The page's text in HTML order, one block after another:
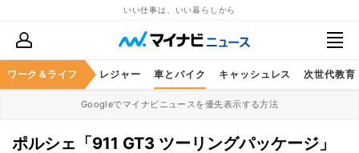
いい仕事は、いい暮らしから
ワーク＆ライフ
スケア グルメ レジャー 車とバイク キャッシュレス 次世代教育
Googleでマイナビニュースを優先表示する方法
ポルシェ「911 GT3 ツーリングパッケージ」